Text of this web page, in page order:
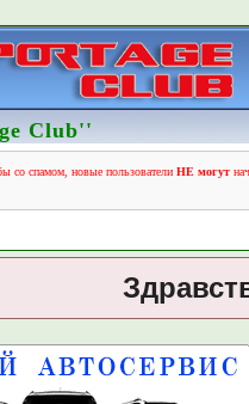
Club''
со спамом, новые пользователи НЕ могут